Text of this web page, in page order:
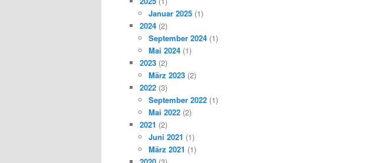
Januar 2025 (1)
2024 (2)
September 2024 (1)
Mai 2024 (1)
2023 (2)
März 2023 (2)
2022 (3)
September 2022 (1)
Mai 2022 (2)
2021 (2)
Juni 2021 (1)
März 2021 (1)